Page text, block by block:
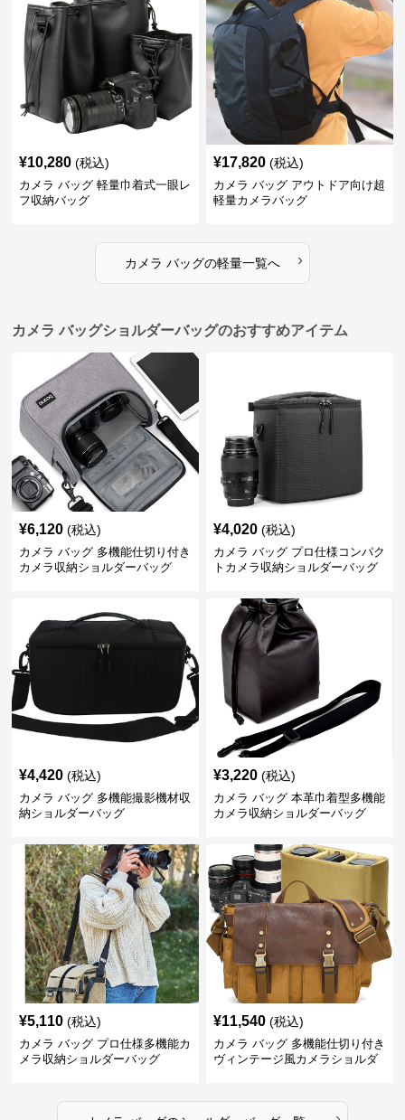
¥10,280 (税込)
カメラ バッグ 軽量巾着式一眼レ
フ収納バッグ
¥17,820 (税込)
カメラ バッグ アウトドア向け超
軽量カメラバッグ
カメラ バッグの軽量一覧へ ›
カメラ バッグショルダーバッグのおすすめアイテム
¥6,120 (税込)
カメラ バッグ 多機能仕切り付き
カメラ収納ショルダーバッグ
¥4,020 (税込)
カメラ バッグ プロ仕様コンパク
トカメラ収納ショルダーバッグ
¥4,420 (税込)
カメラ バッグ 多機能撮影機材収
納ショルダーバッグ
¥3,220 (税込)
カメラ バッグ 本革巾着型多機能
カメラ収納ショルダーバッグ
¥5,110 (税込)
カメラ バッグ プロ仕様多機能カ
メラ収納ショルダーバッグ
¥11,540 (税込)
カメラ バッグ 多機能仕切り付き
ヴィンテージ風カメラショルダ